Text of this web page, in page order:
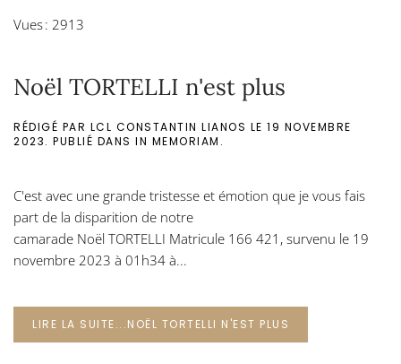
Vues : 2913
Noël TORTELLI n'est plus
RÉDIGÉ PAR LCL CONSTANTIN LIANOS LE 19 NOVEMBRE
2023. PUBLIÉ DANS IN MEMORIAM .
C'est avec une grande tristesse et émotion que je vous fais
part de la disparition de notre
camarade Noël TORTELLI Matricule 166 421, survenu le 19
novembre 2023 à 01h34 à...
LIRE LA SUITE...NOËL TORTELLI N'EST PLUS